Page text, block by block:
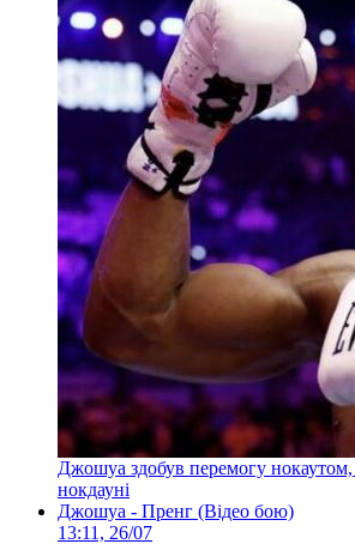
Джошуа здобув перемогу нокаутом,
нокдауні
Джошуа - Пренг (Відео бою)
13:11, 26/07